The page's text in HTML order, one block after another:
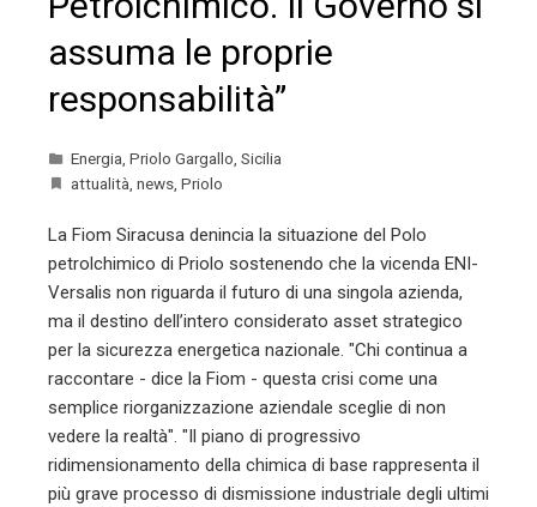
assuma le proprie
responsabilità”
Energia Priolo Gargallo Sicilia
attualità news Priolo
La Fiom Siracusa denincia la situazione del Polo
petrolchimico di Priolo sostenendo che la vicenda ENI-
Versalis non riguarda il futuro di una singola azienda,
ma il destino dell’intero considerato asset strategico
per la sicurezza energetica nazionale. "Chi continua a
raccontare - dice la Fiom - questa crisi come una
semplice riorganizzazione aziendale sceglie di non
vedere la realtà". "Il piano di progressivo
ridimensionamento della chimica di base rappresenta il
più grave processo di dismissione industriale degli ultimi